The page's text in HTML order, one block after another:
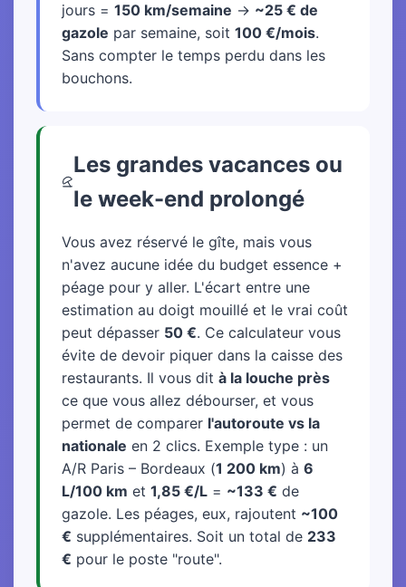
jours = 150 km/semaine → ~25 € de
gazole par semaine, soit 100 €/mois.
Sans compter le temps perdu dans les
bouchons.
Les grandes vacances ou
le week-end prolongé
Vous avez réservé le gîte, mais vous
n'avez aucune idée du budget essence +
péage pour y aller. L'écart entre une
estimation au doigt mouillé et le vrai coût
peut dépasser 50 €. Ce calculateur vous
évite de devoir piquer dans la caisse des
restaurants. Il vous dit à la louche près
ce que vous allez débourser, et vous
permet de comparer l'autoroute vs la
nationale en 2 clics. Exemple type : un
A/R Paris – Bordeaux (1 200 km) à 6
L/100 km et 1,85 €/L = ~133 € de
gazole. Les péages, eux, rajoutent ~100
€ supplémentaires. Soit un total de 233
€ pour le poste "route".